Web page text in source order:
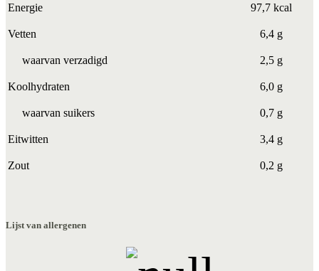
Energie 97,7 kcal
Vetten 6,4 g
waarvan verzadigd 2,5 g
Koolhydraten 6,0 g
waarvan suikers 0,7 g
Eitwitten 3,4 g
Zout 0,2 g
Lijst van allergenen